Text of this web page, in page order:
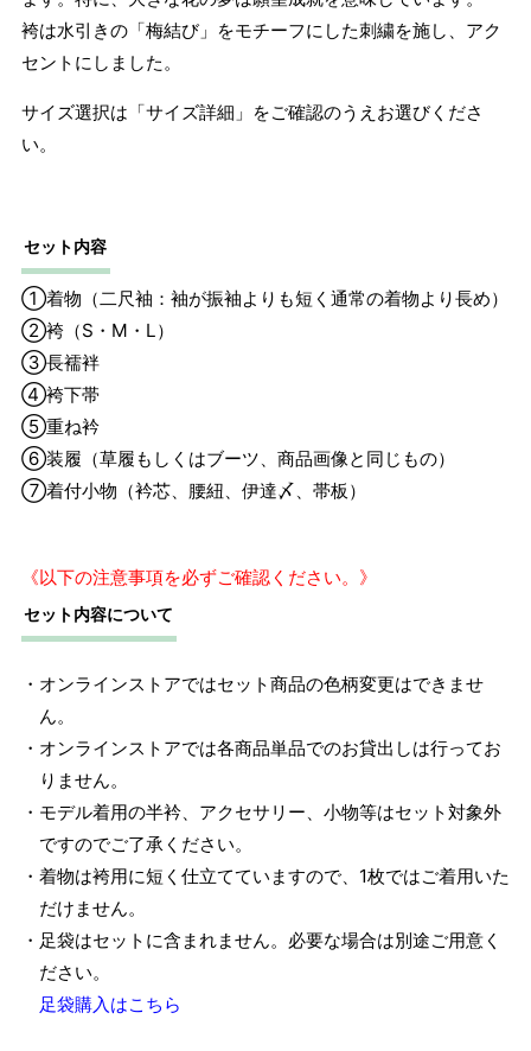
袴下帯 フリーサイズ
重ね衿
装履セット
フリーサイズ（23.0cm～24.0cm
用意）
着付小物
袴は水引きの「梅結び」をモチーフにした刺繍を施し、アク
セントにしました。
サイズ選択は「サイズ詳細」をご確認のうえお選びくださ
い。
セット内容
①着物（二尺袖：袖が振袖よりも短く通常の着物より長め）
②袴（S・M・L）
③長襦袢
④袴下帯
⑤重ね衿
⑥装履（草履もしくはブーツ、商品画像と同じもの）
⑦着付小物（衿芯、腰紐、伊達〆、帯板）
《以下の注意事項を必ずご確認ください。》
セット内容について
・オンラインストアではセット商品の色柄変更はできませ
ん。
・オンラインストアでは各商品単品でのお貸出しは行ってお
りません。
・モデル着用の半衿、アクセサリー、小物等はセット対象外
ですのでご了承ください。
・着物は袴用に短く仕立てていますので、1枚ではご着用いた
だけません。
・足袋はセットに含まれません。必要な場合は別途ご用意く
ださい。
足袋購入はこちら